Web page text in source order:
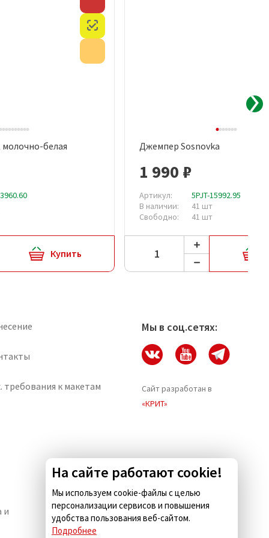
просмотр
молочно-белая
Купить
Быстрый просмотр
Джемпер Sosnovka
1 990 ₽
Артикул:
5PJT-15992.95
В наличии:
41 шт
Свободно:
41 шт
требования к макетам
Мы в соц.сетях:
Сайт разработан в
«КРИТ»
и
Комус.Есть — кейтеринг для
На сайте работают cookie!
Мы используем cookie-файлы с целью
персонализации сервисов и повышения
удобства пользования веб-сайтом.
Подробнее